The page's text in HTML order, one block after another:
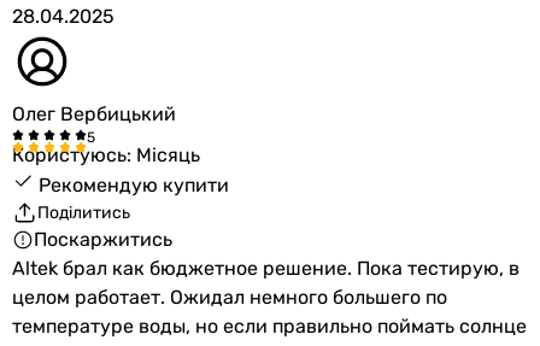
28.04.2025
Олег Вербицький
Користуюсь: Місяць
Рекомендую купити
Поділитись
Поскаржитись
Altek брал как бюджетное решение. Пока тестирую, в
целом работает. Ожидал немного большего по
температуре воды, но если правильно поймать солнце